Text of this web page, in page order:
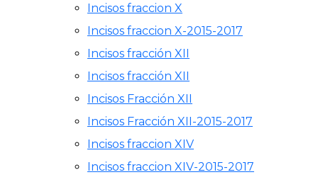
Incisos fraccion X
Incisos fraccion X-2015-2017
Incisos fracción XII
Incisos fracción XII
Incisos Fracción XII
Incisos Fracción XII-2015-2017
Incisos fraccion XIV
Incisos fraccion XIV-2015-2017